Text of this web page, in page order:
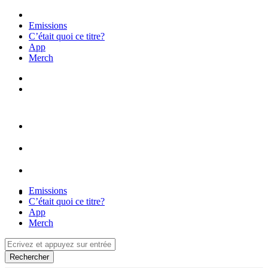
Emissions
C’était quoi ce titre?
App
Merch
Emissions
C’était quoi ce titre?
App
Merch